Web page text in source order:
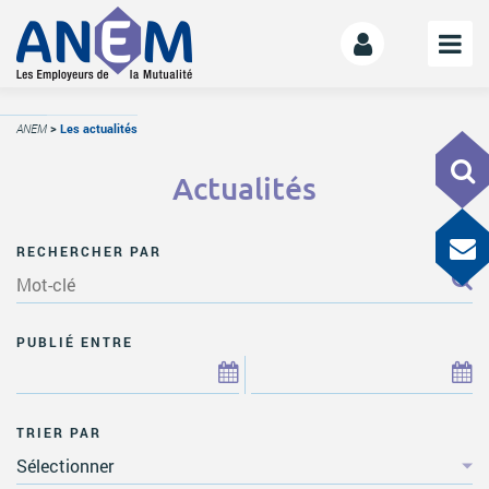
L’ANEM
L’ESS
LE MANIFESTE
Les mutuelles donnent des ailes
OFFRE DE SERVICES
ANEM > Les actualités
Actualités
RECHERCHER PAR
PUBLIÉ ENTRE
TRIER PAR